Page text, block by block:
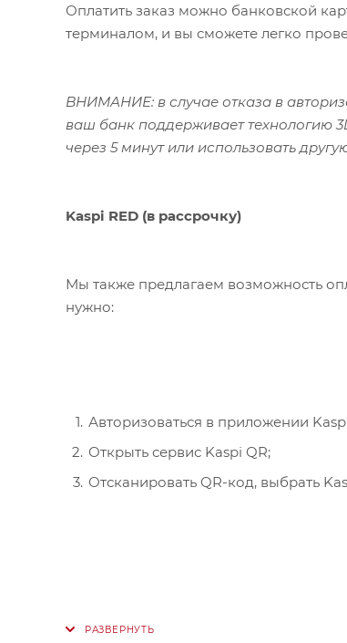
Оплатить заказ можно банковской
терминалом, и вы сможете легко
ВНИМАНИЕ: в случае отказа в
ваш банк поддерживает технологию
через 5 минут или использовать
Kaspi RED (в рассрочку)
Мы также предлагаем возможность
нужно:
Авторизоваться в приложении
Открыть сервис Kaspi QR;
Отсканировать QR-код, выбрать